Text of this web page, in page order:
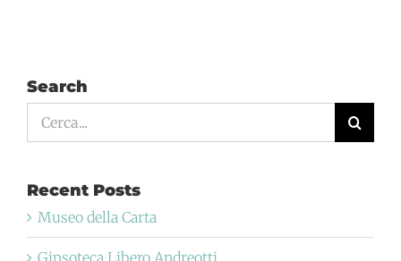
Search
per:
Recent Posts
Museo della Carta
Gipsoteca Libero Andreotti